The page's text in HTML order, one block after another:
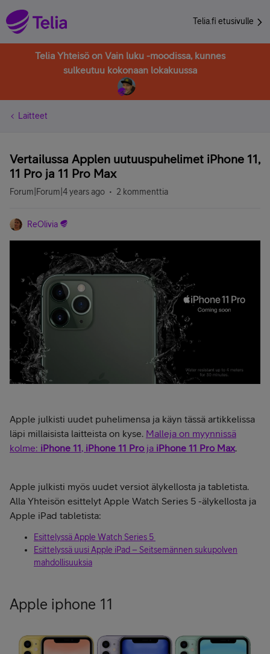
Telia.fi etusivulle
Telia Yhteisö on Vain luku -moodissa, kunnes
sulkeutuu kokonaan lokakuussa
Laitteet
Vertailussa Applen uutuuspuhelimet iPhone 11,
11 Pro ja 11 Pro Max
Forum|Forum|4 years ago 2 kommenttia
ReOlivia
Apple julkisti uudet puhelimensa ja käyn tässä artikkelissa
läpi millaisista laitteista on kyse. Malleja on myynnissä
kolme: iPhone 11, iPhone 11 Proja iPhone 11 Pro Max.
Apple julkisti myös uudet versiot älykellosta ja tabletista.
Alla Yhteisön esittelyt Apple Watch Series 5 -älykellosta ja
Apple iPad tabletista:
Esittelyssä Apple Watch Series 5
Esittelyssä uusi Apple iPad – Seitsemännen sukupolven
mahdollisuuksia
Apple iphone 11